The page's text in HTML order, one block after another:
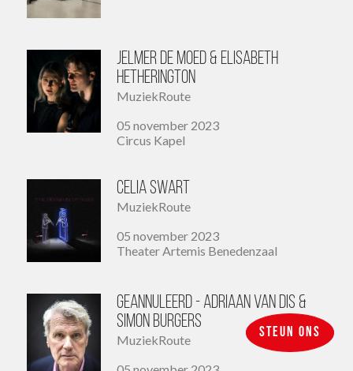
Jelmer de Moed & Elisabeth
Hetherington
MuziekRoute
05 november 2023
Circus Kapel
Celia Swart
MuziekRoute
05 november 2023
Theater Artemis Benedenzaal
GEANNULEERD - Adriaan van Dis &
Simon Burgers
MuziekRoute
Steun ons